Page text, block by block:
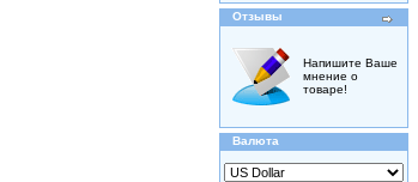
Отзывы
Напишите Ваше
мнение о
товаре!
Валюта